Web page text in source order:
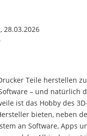
28.03.2026
Teile herstellen
– und natürlich
ist das Hobby des
bieten, neben
an Software, Apps